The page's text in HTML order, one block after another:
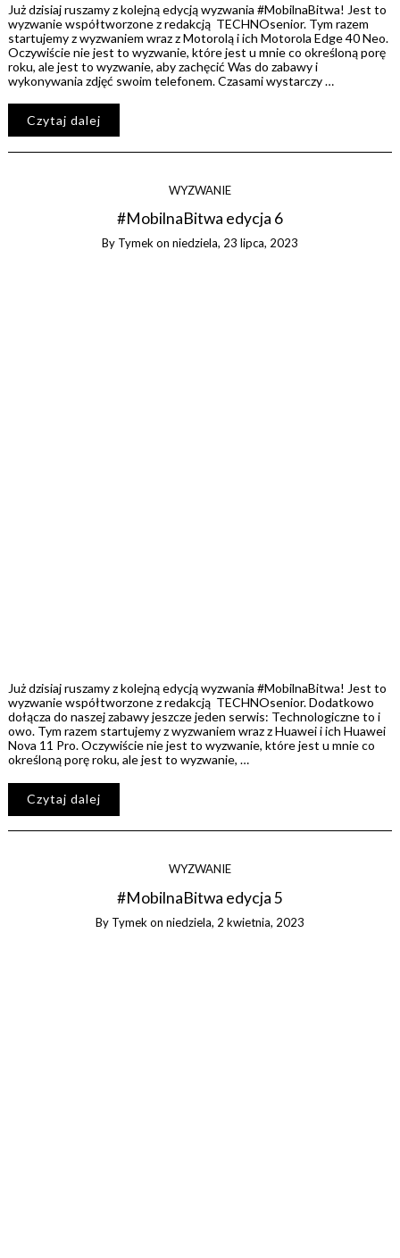
Już dzisiaj ruszamy z kolejną edycją wyzwania #MobilnaBitwa! Jest to
wyzwanie współtworzone z redakcją TECHNOsenior. Tym razem
startujemy z wyzwaniem wraz z Motorolą i ich Motorola Edge 40 Neo.
Oczywiście nie jest to wyzwanie, które jest u mnie co określoną porę
roku, ale jest to wyzwanie, aby zachęcić Was do zabawy i
wykonywania zdjęć swoim telefonem. Czasami wystarczy …
Czytaj dalej
WYZWANIE
#MobilnaBitwa edycja 6
By Tymekon niedziela, 23 lipca, 2023
Już dzisiaj ruszamy z kolejną edycją wyzwania #MobilnaBitwa! Jest to
wyzwanie współtworzone z redakcją TECHNOsenior. Dodatkowo
dołącza do naszej zabawy jeszcze jeden serwis: Technologiczne to i
owo. Tym razem startujemy z wyzwaniem wraz z Huawei i ich Huawei
Nova 11 Pro. Oczywiście nie jest to wyzwanie, które jest u mnie co
określoną porę roku, ale jest to wyzwanie, …
Czytaj dalej
WYZWANIE
#MobilnaBitwa edycja 5
By Tymek on niedziela, 2 kwietnia, 2023